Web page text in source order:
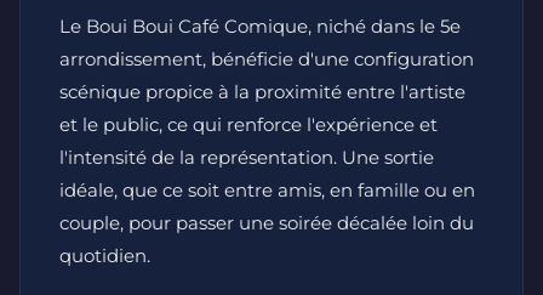
Le Boui Boui Café Comique, niché dans le 5e
arrondissement, bénéficie d'une configuration
scénique propice à la proximité entre l'artiste
et le public, ce qui renforce l'expérience et
l'intensité de la représentation. Une sortie
idéale, que ce soit entre amis, en famille ou en
couple, pour passer une soirée décalée loin du
quotidien.